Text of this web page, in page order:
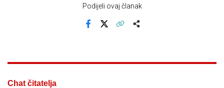
Podijeli ovaj članak
Chat čitatelja